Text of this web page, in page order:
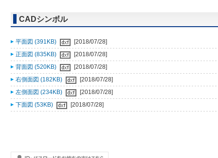
CADシンボル
平面図 (391KB)
[2018/07/28]
正面図 (835KB)
[2018/07/28]
背面図 (520KB)
[2018/07/28]
右側面図 (182KB)
[2018/07/28]
左側面図 (234KB)
[2018/07/28]
下面図 (53KB)
[2018/07/28]